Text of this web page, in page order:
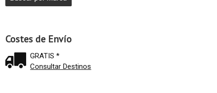
Costes de Envío
GRATIS *
Consultar Destinos